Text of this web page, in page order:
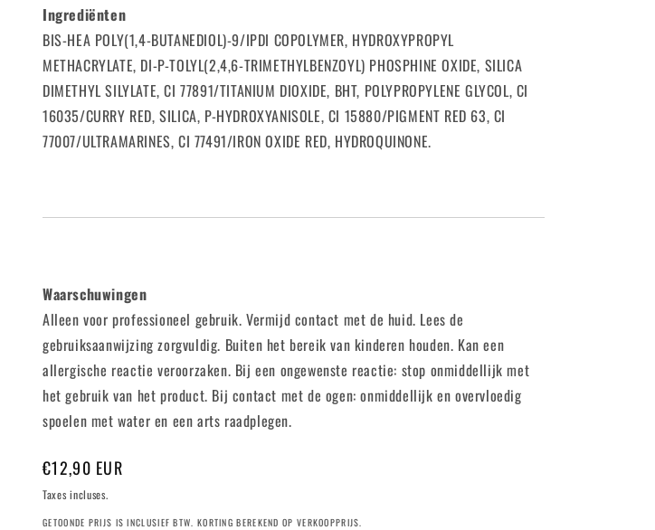
Ingrediënten
BIS-HEA POLY(1,4-BUTANEDIOL)-9/IPDI COPOLYMER, HYDROXYPROPYL
METHACRYLATE, DI-P-TOLYL(2,4,6-TRIMETHYLBENZOYL) PHOSPHINE OXIDE, SILICA
DIMETHYL SILYLATE, CI 77891/TITANIUM DIOXIDE, BHT, POLYPROPYLENE GLYCOL, CI
16035/CURRY RED, SILICA, P-HYDROXYANISOLE, CI 15880/PIGMENT RED 63, CI
77007/ULTRAMARINES, CI 77491/IRON OXIDE RED, HYDROQUINONE.
Waarschuwingen
Alleen voor professioneel gebruik. Vermijd contact met de huid. Lees de
gebruiksaanwijzing zorgvuldig. Buiten het bereik van kinderen houden. Kan een
allergische reactie veroorzaken. Bij een ongewenste reactie: stop onmiddellijk met
het gebruik van het product. Bij contact met de ogen: onmiddellijk en overvloedig
spoelen met water en een arts raadplegen.
Prix
habituel
€12,90 EUR
Taxes incluses.
GETOONDE PRIJS IS INCLUSIEF BTW. KORTING BEREKEND OP VERKOOPPRIJS.